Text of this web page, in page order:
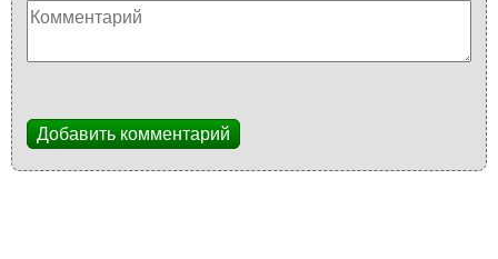
Добавить комментарий